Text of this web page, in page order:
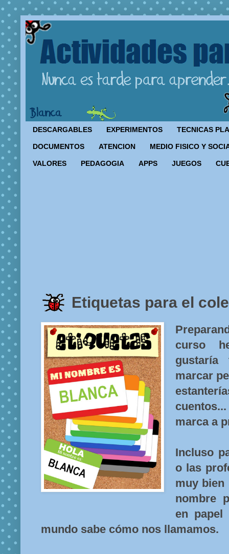
DESCARGABLES EXPERIMENTOS TECNICAS
DOCUMENTOS ATENCION MEDIO FISICO Y
VALORES PEDAGOGIA APPS JUEGOS
Etiquetas para el cole
curso
gustaría
marcar
marca a
Incluso
o las
muy bien
nombre
en papel
mundo sabe cómo nos llamamos.